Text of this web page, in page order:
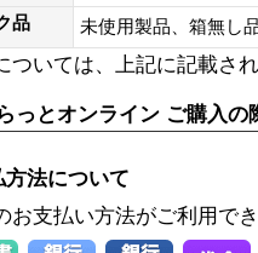
ク品
未使用製品、箱無
ついては、上記に記載さ
っとオンライン ご購入の
方法について
お支払い方法がご利用で